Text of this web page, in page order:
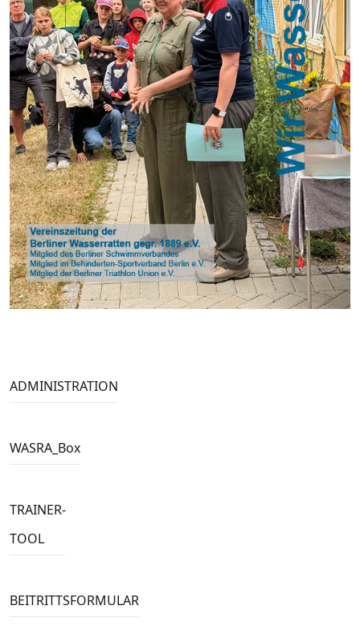
ADMINISTRATION
WASRA_Box
TRAINER-
TOOL
BEITRITTSFORMULAR